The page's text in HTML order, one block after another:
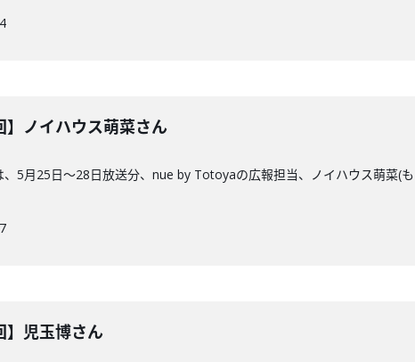
ノイハウス萌菜さん
5月25日〜28日放送分、nue by Totoyaの広報担当、ノイハウス萌菜(
児玉博さん